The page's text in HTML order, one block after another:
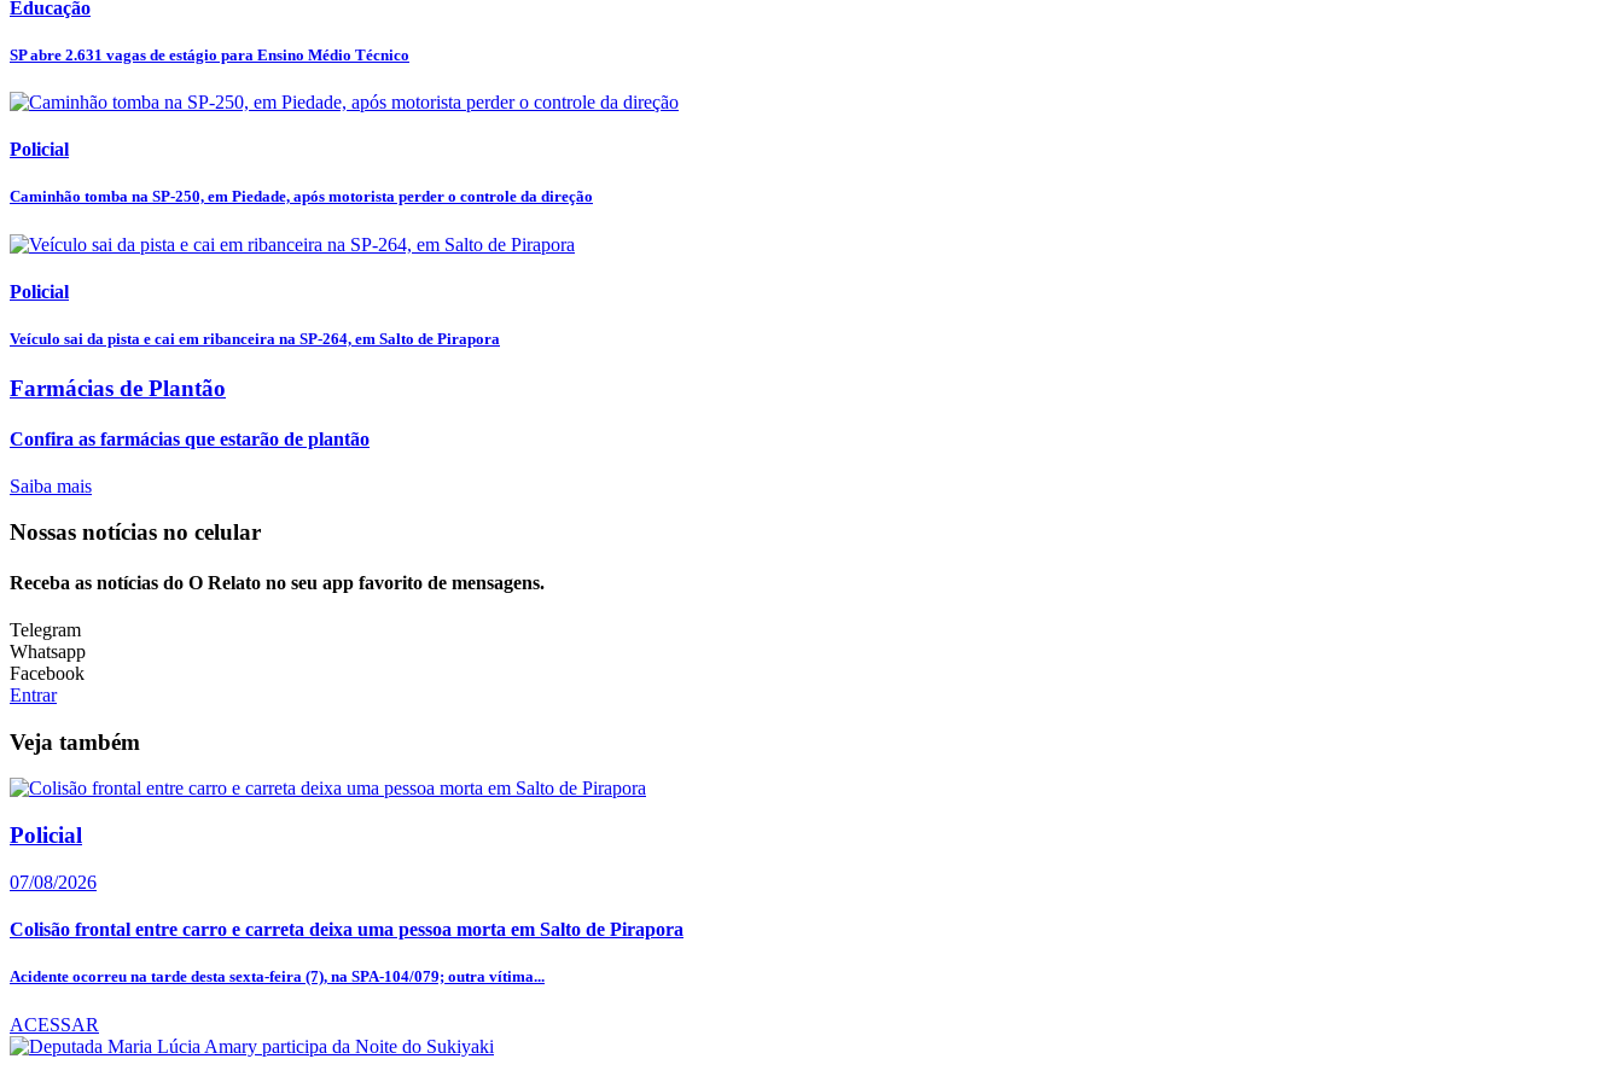
Educação
SP abre 2.631 vagas de estágio para Ensino Médio Técnico
Policial
Caminhão tomba na SP-250, em Piedade, após motorista perder o controle da direção
Policial
Veículo sai da pista e cai em ribanceira na SP-264, em Salto de Pirapora
Farmácias de Plantão
Confira as farmácias que estarão de plantão
Saiba mais
Nossas notícias no celular
Receba as notícias do O Relato no seu app favorito de mensagens.
Telegram
Whatsapp
Facebook
Entrar
Veja também
Policial
07/08/2026
Colisão frontal entre carro e carreta deixa uma pessoa morta em Salto de Pirapora
Acidente ocorreu na tarde desta sexta-feira (7), na SPA-104/079; outra vítima...
ACESSAR